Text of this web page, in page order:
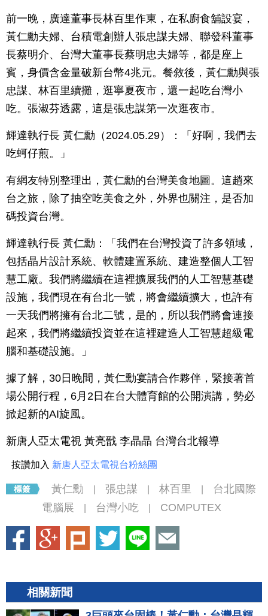
前一晚，廣達董事長林百里作東，在私廚食舖設宴，
黃仁勳夫婦、台積電創辦人張忠謀夫婦、聯發科董事
長蔡明介、台灣大董事長蔡明忠夫婦等，都是座上
賓，身價含金量破新台幣4兆元。餐敘後，黃仁勳與張
忠謀、林百里續攤，逛寧夏夜市，還一起吃台灣小
吃。張淑芬透露，這是張忠謀第一次逛夜市。
輝達執行長 黃仁勳（2024.05.29）：「好啊，我們去
吃蚵仔煎。」
有網友特別整理出，黃仁勳的台灣美食地圖。這趟來
台之旅，除了抽空吃美食之外，外界也關注，是否加
碼投資台灣。
輝達執行長 黃仁勳：「我們在台灣投資了許多領域，
包括晶片設計系統、軟體建置系統、建造整個人工智
慧工廠。我們將繼續在這裡擴展我們的人工智慧基礎
設施，我們現在有台北一號，將會繼續擴大，也許有
一天我們將擁有台北二號，是的，所以我們將會連接
起來，我們將繼續投資並在這裡建造人工智慧超級電
腦和基礎設施。」
據了解，30日晚間，黃仁勳宴請合作夥伴，緊接著首
場公開行程，6月2日在台大體育館的公開演講，勢必
掀起新的AI旋風。
新唐人亞太電視 黃亮戩 李晶晶 台灣台北報導
按讚加入 新唐人亞太電視台粉絲團
黃仁勳 張忠謀 林百里
台北國際
電腦展
台灣小吃 COMPUTEX
相關新聞